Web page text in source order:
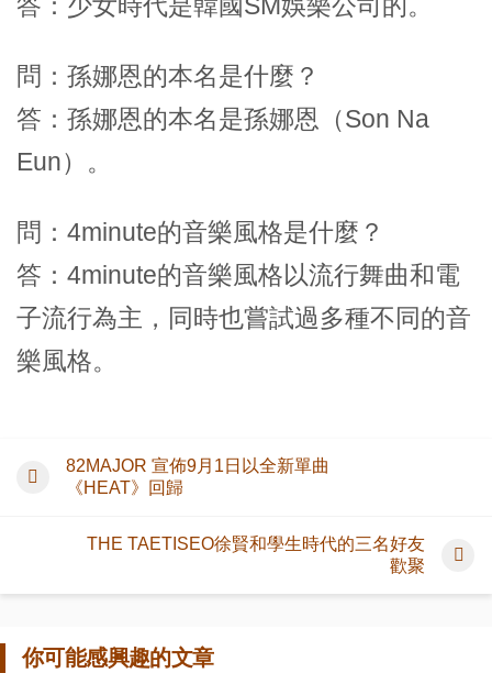
問：孫娜恩的本名是什麼？
答：孫娜恩的本名是孫娜恩（Son Na
Eun）。
問：4minute的音樂風格是什麼？
答：4minute的音樂風格以流行舞曲和電
子流行為主，同時也嘗試過多種不同的音
樂風格。
82MAJOR 宣佈9月1日以全新單曲
《HEAT》回歸
THE TAETISEO徐賢和學生時代的三名好友
歡聚
你可能感興趣的文章